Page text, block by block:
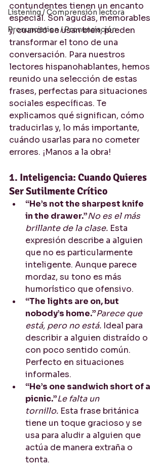
Listening / Comprensión lectora
Pronunciation / Pronunciación
contundentes tienen un encanto
especial. Son agudas, memorables
y, cuando se usan bien, pueden
transformar el tono de una
conversación. Para nuestros
lectores hispanohablantes, hemos
reunido una selección de estas
frases, perfectas para situaciones
sociales específicas. Te
explicamos qué significan, cómo
traducirlas y, lo más importante,
cuándo usarlas para no cometer
errores. ¡Manos a la obra!
1. Inteligencia: Cuando Quieres
Ser Sutilmente Crítico
“He’s not the sharpest knife
in the drawer.”No es el más
brillante de la clase. Esta
expresión describe a alguien
que no es particularmente
inteligente. Aunque parece
mordaz, su tono es más
humorístico que ofensivo.
“The lights are on, but
nobody’s home.”Parece que
está, pero no está. Ideal para
describir a alguien distraído o
con poco sentido común.
Perfecto en situaciones
informales.
“He’s one sandwich short of a
picnic.”Le falta un
tornillo. Esta frase británica
tiene un toque gracioso y se
usa para aludir a alguien que
actúa de manera extraña o
tonta.